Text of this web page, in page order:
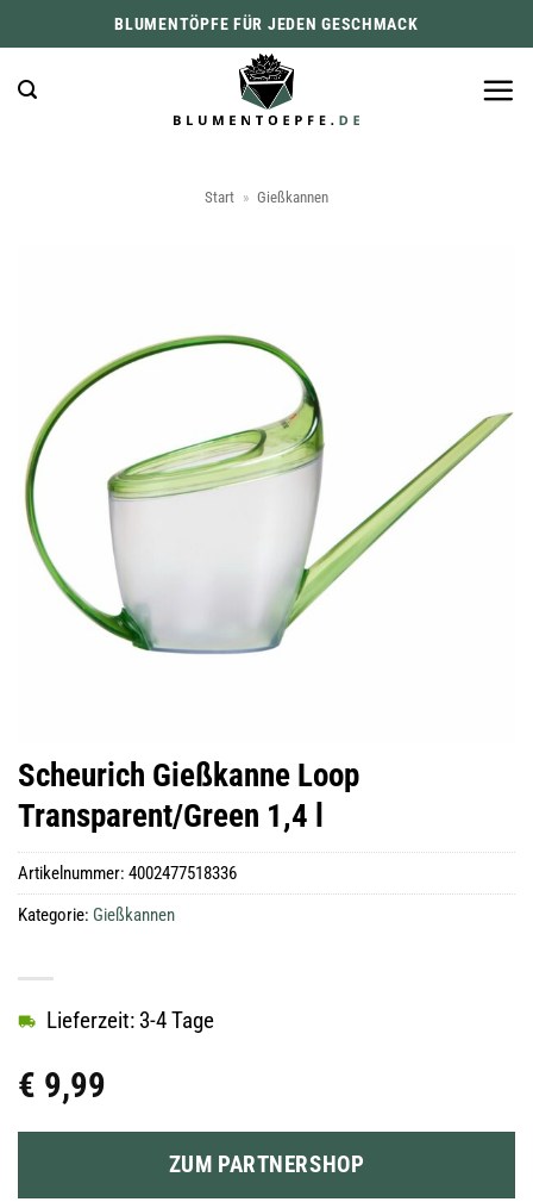
Inhalt
springen
BLUMENTÖPFE FÜR JEDEN GESCHMACK
Start » Gießkannen
Scheurich Gießkanne Loop
Transparent/Green 1,4 l
€ 9,99
Lieferzeit: 3-4 Tage
ZUM PARTNERSHOP
Artikelnummer: 4002477518336
Kategorie: Gießkannen